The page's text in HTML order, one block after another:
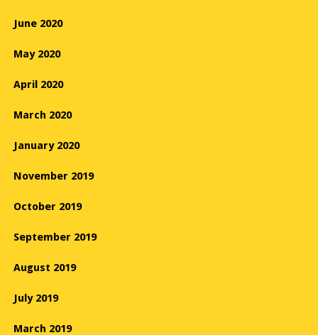
June 2020
May 2020
April 2020
March 2020
January 2020
November 2019
October 2019
September 2019
August 2019
July 2019
March 2019